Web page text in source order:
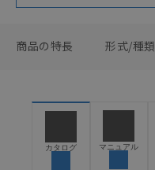
商品の特長 形式/種類
カタログ マニュアル